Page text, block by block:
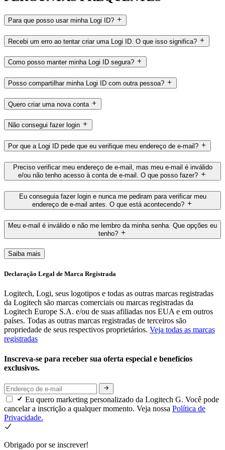
Para que posso usar minha Logi ID?
Recebi um erro ao tentar criar uma Logi ID. O que isso significa?
Como posso manter minha Logi ID segura?
Posso compartilhar minha Logi ID com outra pessoa?
Quero criar uma nova conta
Não consegui fazer login
Por que a Logi ID pede que eu verifique meu endereço de e-mail?
Preciso verificar meu endereço de e-mail, mas meu e-mail é inválido
e/ou não tenho acesso à conta de e-mail. O que posso fazer?
Eu conseguia fazer login e nunca me pediram para verificar meu
endereço de e-mail antes. O que está acontecendo?
Meu e-mail é inválido e não me lembro da minha senha. Que opções eu
tenho?
Saiba mais
Declaração Legal de Marca Registrada
Logitech, Logi, seus logotipos e todas as outras marcas registradas
da Logitech são marcas comerciais ou marcas registradas da
Logitech Europe S.A. e/ou de suas afiliadas nos EUA e em outros
países. Todas as outras marcas registradas de terceiros são
propriedade de seus respectivos proprietários. Veja todas as marcas
registradas
Inscreva-se para receber sua oferta especial e benefícios
exclusivos.
Eu quero marketing personalizado da Logitech G. Você pode
cancelar a inscrição a qualquer momento. Veja nossa Política de
Privacidade.
Obrigado por se inscrever!